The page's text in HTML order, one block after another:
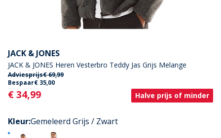
JACK & JONES
JACK & JONES Heren Vesterbro Teddy Jas Grijs Melange
Adviesprijs€ 69,99
Bespaar€ 35,00
Current
€ 34,99 Halve prijs of minder
Kleur:Gemeleerd Grijs / Zwart